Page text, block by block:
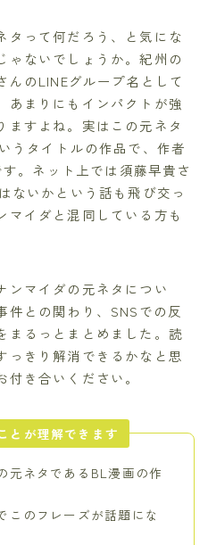
タって何だろう、と気にな
ゃないでしょうか。紀州の
んのLINEグループ名として
あまりにもインパクトが強
ますよね。実はこの元ネタ
うタイトルの作品で、作者
。ネット上では須藤早貴さ
ないかという話も飛び交っ
マイダと混同している方も
ンマイダの元ネタについ
件との関わり、SNSでの反
まるっとまとめました。読
っきり解消できるかなと思
き合いください。
とが理解できます
元ネタであるBL漫画の作
このフレーズが話題にな